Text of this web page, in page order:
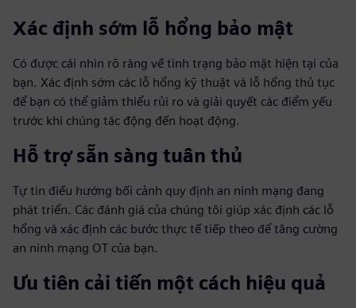
Xác định sớm lỗ hổng bảo mật
Có được cái nhìn rõ ràng về tình trạng bảo mật hiện tại của
bạn. Xác định sớm các lỗ hổng kỹ thuật và lỗ hổng thủ tục
để bạn có thể giảm thiểu rủi ro và giải quyết các điểm yếu
trước khi chúng tác động đến hoạt động.
Hỗ trợ sẵn sàng tuân thủ
Tự tin điều hướng bối cảnh quy định an ninh mạng đang
phát triển. Các đánh giá của chúng tôi giúp xác định các lỗ
hổng và xác định các bước thực tế tiếp theo để tăng cường
an ninh mạng OT của bạn.
Ưu tiên cải tiến một cách hiệu quả